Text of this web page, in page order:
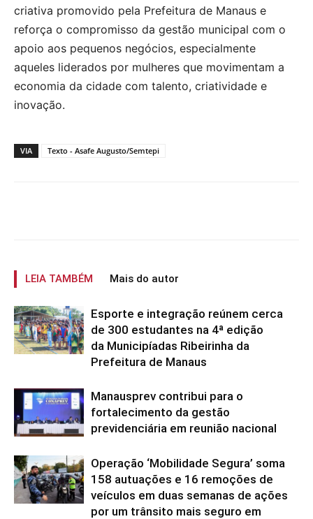
criativa promovido pela Prefeitura de Manaus e
reforça o compromisso da gestão municipal com o
apoio aos pequenos negócios, especialmente
aqueles liderados por mulheres que movimentam a
economia da cidade com talento, criatividade e
inovação.
VIA Texto - Asafe Augusto/Semtepi
LEIA TAMBÉM Mais do autor
Esporte e integração reúnem cerca
de 300 estudantes na 4ª edição
da Municipíadas Ribeirinha da
Prefeitura de Manaus
Manausprev contribui para o
fortalecimento da gestão
previdenciária em reunião nacional
Operação ‘Mobilidade Segura’ soma
158 autuações e 16 remoções de
veículos em duas semanas de ações
por um trânsito mais seguro em